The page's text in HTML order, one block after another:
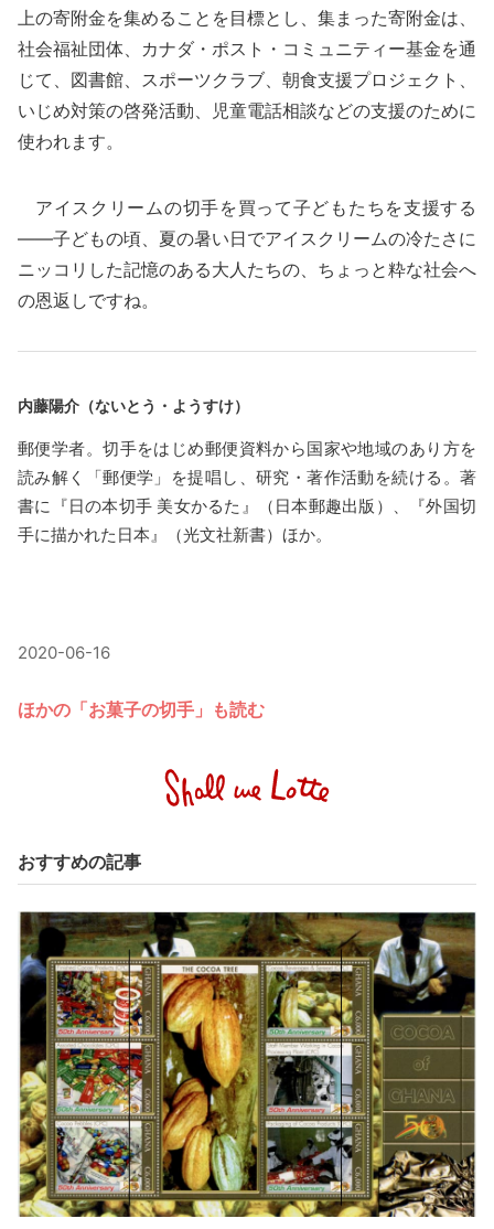
上の寄附金を集めることを目標とし、集まった寄附金は、
社会福祉団体、カナダ・ポスト・コミュニティー基金を通
じて、図書館、スポーツクラブ、朝食支援プロジェクト、
いじめ対策の啓発活動、児童電話相談などの支援のために
使われます。
アイスクリームの切手を買って子どもたちを支援する
――子どもの頃、夏の暑い日でアイスクリームの冷たさに
ニッコリした記憶のある大人たちの、ちょっと粋な社会へ
の恩返しですね。
内藤陽介（ないとう・ようすけ）
郵便学者。切手をはじめ郵便資料から国家や地域のあり方を
読み解く「郵便学」を提唱し、研究・著作活動を続ける。著
書に『日の本切手 美女かるた』（日本郵趣出版）、『外国切
手に描かれた日本』（光文社新書）ほか。
2020-06-16
ほかの「お菓子の切手」も読む
おすすめの記事